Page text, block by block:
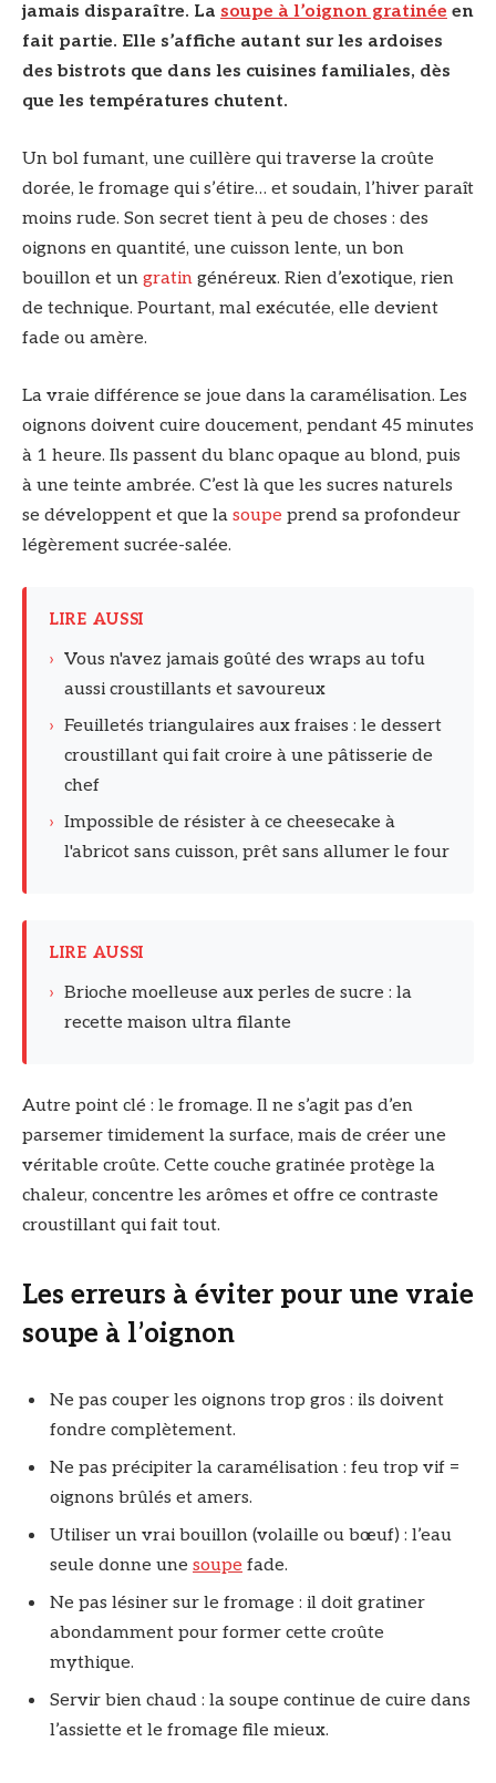
jamais disparaître. La soupe à l’oignon gratinée en
fait partie. Elle s’affiche autant sur les ardoises
des bistrots que dans les cuisines familiales, dès
que les températures chutent.
Un bol fumant, une cuillère qui traverse la croûte
dorée, le fromage qui s’étire… et soudain, l’hiver paraît
moins rude. Son secret tient à peu de choses : des
oignons en quantité, une cuisson lente, un bon
bouillon et un gratin généreux. Rien d’exotique, rien
de technique. Pourtant, mal exécutée, elle devient
fade ou amère.
La vraie différence se joue dans la caramélisation. Les
oignons doivent cuire doucement, pendant 45 minutes
à 1 heure. Ils passent du blanc opaque au blond, puis
à une teinte ambrée. C’est là que les sucres naturels
se développent et que la soupe prend sa profondeur
légèrement sucrée-salée.
LIRE AUSSI
› Vous n'avez jamais goûté des wraps au tofu
aussi croustillants et savoureux
› Feuilletés triangulaires aux fraises : le dessert
croustillant qui fait croire à une pâtisserie de
chef
› Impossible de résister à ce cheesecake à
l'abricot sans cuisson, prêt sans allumer le four
LIRE AUSSI
› Brioche moelleuse aux perles de sucre : la
recette maison ultra filante
Autre point clé : le fromage. Il ne s’agit pas d’en
parsemer timidement la surface, mais de créer une
véritable croûte. Cette couche gratinée protège la
chaleur, concentre les arômes et offre ce contraste
croustillant qui fait tout.
Les erreurs à éviter pour une vraie
soupe à l’oignon
Ne pas couper les oignons trop gros : ils doivent
fondre complètement.
Ne pas précipiter la caramélisation : feu trop vif =
oignons brûlés et amers.
Utiliser un vrai bouillon (volaille ou bœuf) : l’eau
seule donne une soupe fade.
Ne pas lésiner sur le fromage : il doit gratiner
abondamment pour former cette croûte
mythique.
Servir bien chaud : la soupe continue de cuire dans
l’assiette et le fromage file mieux.